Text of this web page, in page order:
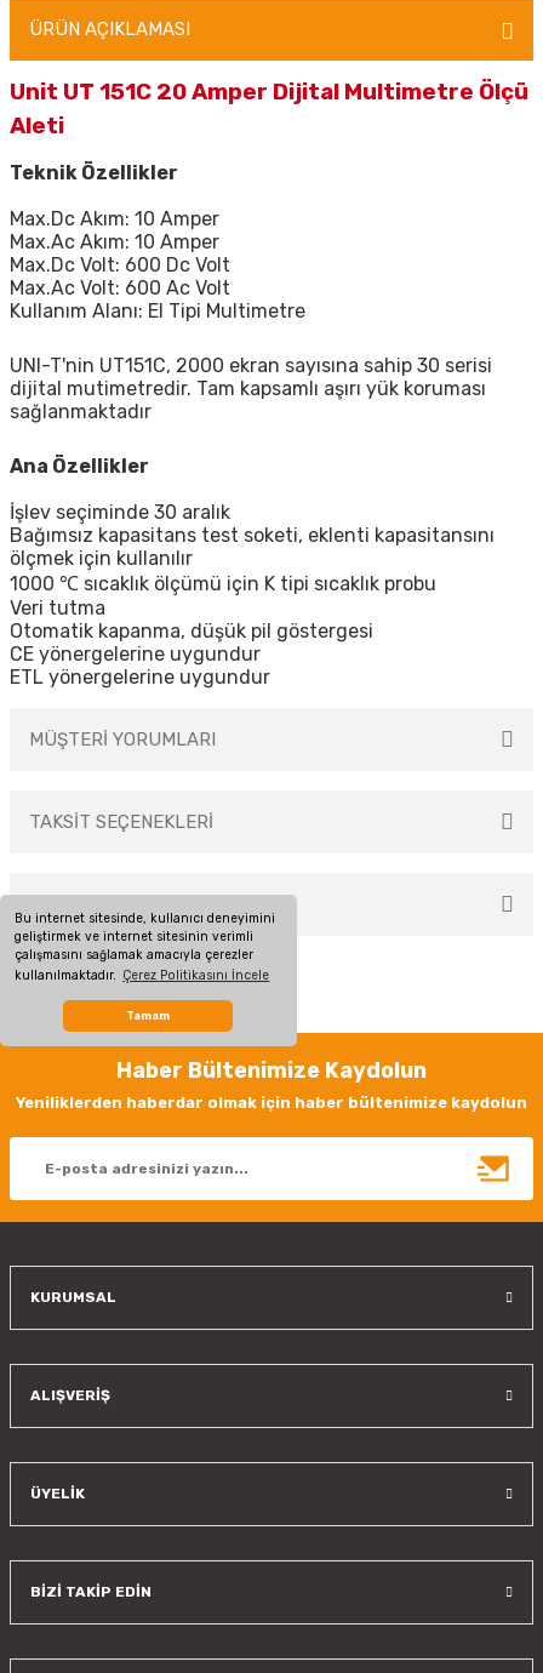
Bu internet sitesinde, kullanıcı deneyimini
geliştirmek ve internet sitesinin verimli
çalışmasını sağlamak amacıyla çerezler
kullanılmaktadır. Çerez Politikasını İncele
Tamam
ÜRÜN AÇIKLAMASI
Unit UT 151C 20 Amper Dijital Multimetre Ölçü
Aleti
Teknik Özellikler
Max.Dc Akım: 10 Amper
Max.Ac Akım: 10 Amper
Max.Dc Volt: 600 Dc Volt
Max.Ac Volt: 600 Ac Volt
Kullanım Alanı: El Tipi Multimetre
UNI-T'nin UT151C, 2000 ekran sayısına sahip 30 serisi
dijital mutimetredir. Tam kapsamlı aşırı yük koruması
sağlanmaktadır
Ana Özellikler
İşlev seçiminde 30 aralık
Bağımsız kapasitans test soketi, eklenti kapasitansını
ölçmek için kullanılır
1000 ℃ sıcaklık ölçümü için K tipi sıcaklık probu
Veri tutma
Otomatik kapanma, düşük pil göstergesi
CE yönergelerine uygundur
ETL yönergelerine uygundur
MÜŞTERİ YORUMLARI
TAKSİT SEÇENEKLERİ
Bu ürünün fiyat bilgisi, resim, ürün açıklamalarında ve diğer konularda
yetersiz gördüğünüz noktaları öneri formunu kullanarak tarafımıza
iletebilirsiniz.
Görüş ve önerileriniz için teşekkür ederiz.
Ürün resmi kalitesiz, bozuk veya görüntülenemiyor.
Ürün bilgilerinde hatalar bulunuyor.
Haber Bültenimize Kaydolun
Yeniliklerden haberdar olmak için haber bültenimize kaydolun
KURUMSAL
ALIŞVERİŞ
ÜYELİK
BİZİ TAKİP EDİN